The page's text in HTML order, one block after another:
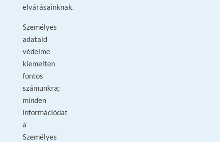
elvárásainknak.
Személyes
adataid
védelme
kiemelten
fontos
számunkra;
minden
információdat
a
Személyes